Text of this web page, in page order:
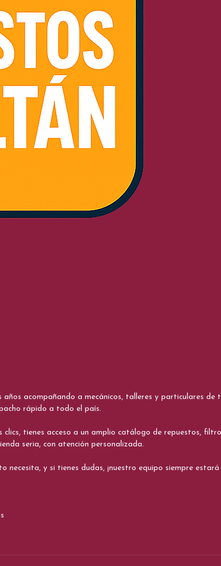
acompañando a mecánicos, talleres y particulares
rápido a todo el país.
tienes acceso a un amplio catálogo de repuestos,
seria, con atención personalizada.
necesita, y si tienes dudas, ¡nuestro equipo siempre